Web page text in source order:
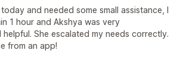
and needed some small assistance, I
1 hour and Akshya was very
She escalated my needs correctly.
from an app!